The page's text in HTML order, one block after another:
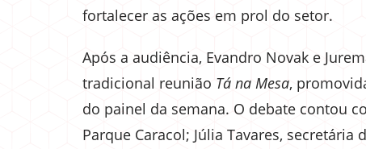
fortalecer as ações em prol do setor.
Após a audiência, Evandro Novak e
tradicional reunião Tá na Mesa,
do painel da semana. O debate contou
Parque Caracol; Júlia Tavares,